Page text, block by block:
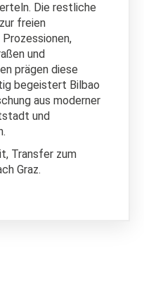
Die restliche
freien
und
prägen diese
begeistert Bilbao
aus moderner
und
Transfer zum
Graz.